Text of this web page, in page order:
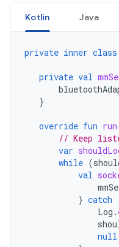
Kotlin Java
private inner class
private val
}
override fun run
// Keep
var
while (
val
} catch
Log .
null